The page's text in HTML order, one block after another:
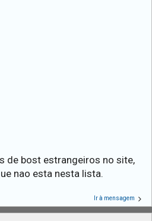
de bost estrangeiros no site,
nao esta nesta lista.
Ir à mensagem